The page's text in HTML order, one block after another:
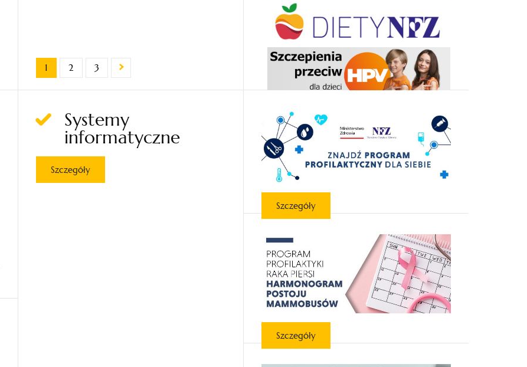
1 2 3
Systemy
informatyczne
Szczegóły
Szczegóły
Szczegóły